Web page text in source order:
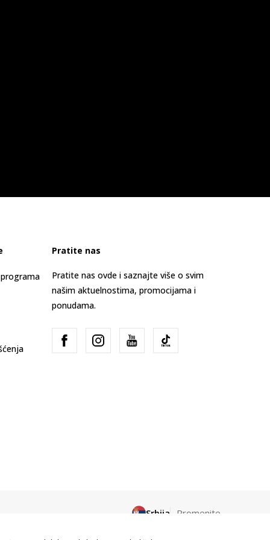
Pratite nas
Pratite nas ovde i saznajte više o svim
našim aktuelnostima, promocijama i
ponudama.
Srbija Promenite